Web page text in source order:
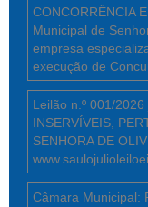
CONCORRÊNCIA
Municipal de
empresa
execução de
Leilão n.º 001/
INSERVÍVEIS,
SENHORA DE
Câmara Municipal: